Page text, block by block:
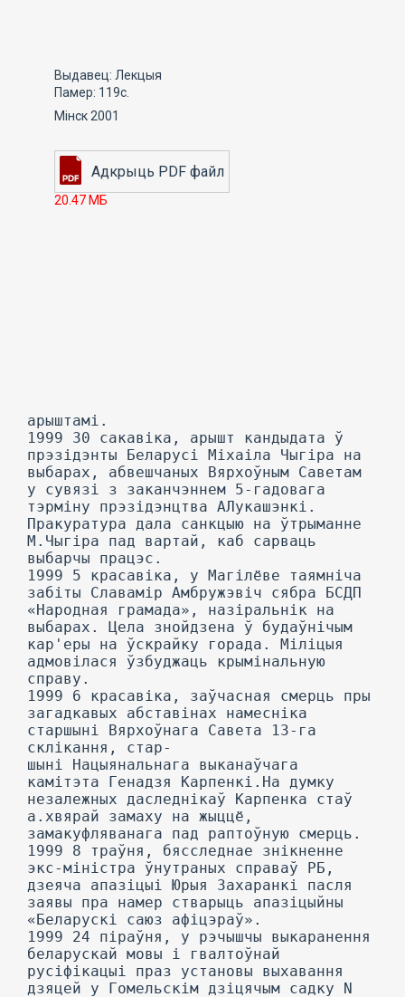
Выдавец: Лекцыя
Памер: 119с.
Мінск 2001
20.47 МБ
арыштамі.
1999 30 сакавіка, арышт кандыдата ў
прэзідэнты Беларусі Міхаіла Чыгіра на
выбарах, абвешчаных Вярхоўным Саветам
у сувязі з заканчэннем 5-гадовага
тэрміну прэзідэнцтва АЛукашэнкі.
Пракуратура дала санкцыю на ўтрыманне
М.Чыгіра пад вартай, каб сарваць
выбарчы працэс.
1999 5 красавіка, у Магілёве таямніча
забіты Славамір Амбружэвіч сябра БСДП
«Народная грамада», назіральнік на
выбарах. Цела знойдзена ў будаўнічым
кар'еры на ўскрайку горада. Міліцыя
адмовілася ўзбуджаць крымінальную
справу.
1999 6 красавіка, заўчасная смерць пры
загадкавых абставінах намесніка
старшыні Вярхоўнага Савета 13-га
склікання, стар-
шыні Нацыянальнага выканаўчага
камітэта Генадзя Карпенкі.На думку
незалежных даследнікаў Карпенка стаў
а.хвярай замаху на жыццё,
замакуфляванага пад раптоўную смерць.
1999 8 траўня, бясследнае знікненне
экс-міністра ўнутраных справаў РБ,
дзеяча апазіцыі Юрыя Захаранкі пасля
заявы пра намер стварыць апазіцыйны
«Беларускі саюз афіцэраў».
1999 24 піраўня, у рэчышчы выкаранення
беларускай мовы і гвалтоўнай
русіфікацыі праз установы выхавання
дзяцей у Гомельскім дзіцячым садку N